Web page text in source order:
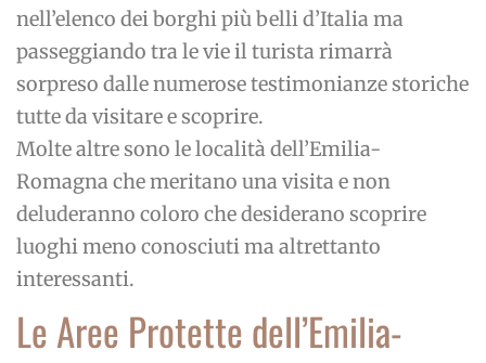
nell’elenco dei borghi più belli d’Italia ma
passeggiando tra le vie il turista rimarrà
sorpreso dalle numerose testimonianze storiche
tutte da visitare e scoprire.
Molte altre sono le località dell’Emilia-
Romagna che meritano una visita e non
deluderanno coloro che desiderano scoprire
luoghi meno conosciuti ma altrettanto
interessanti.
Le Aree Protette dell’Emilia-